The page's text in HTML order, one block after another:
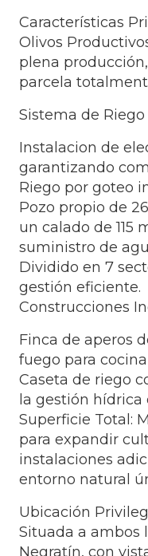
Características
Olivos
plena
parcela
Sistema de Riego
Instalacion de
garantizando
Riego por goteo
Pozo propio de
un calado de 115
suministro de
Dividido en 7
gestión eficiente.
Construcciones
Finca de aperos
fuego para
Caseta de riego
la gestión
Superficie Total:
para expandir
instalaciones
entorno natural
Ubicación
Situada a ambos
Negratín, con